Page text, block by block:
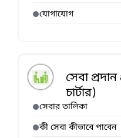
যোগাযোগ
সেবা
চার্টার)
সেবার তালিকা
কী সেবা কীভাবে পাবেন